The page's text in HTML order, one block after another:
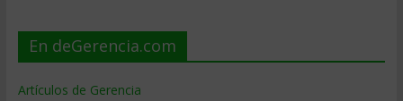
En deGerencia.com
Artículos de Gerencia